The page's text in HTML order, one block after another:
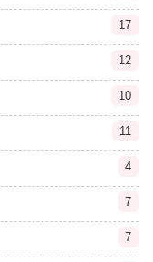
17
12
10
11
4
7
7